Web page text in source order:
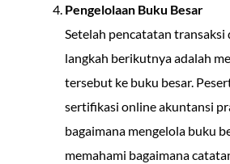
Pengelolaan Buku Besar
Setelah pencatatan transaksi
langkah berikutnya adalah
tersebut ke buku besar.
sertifikasi online akuntansi
bagaimana mengelola buku
memahami bagaimana